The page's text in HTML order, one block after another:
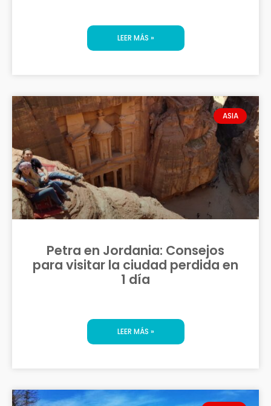
LEER MÁS »
ASIA
Petra en Jordania: Consejos
para visitar la ciudad perdida en
1 día
LEER MÁS »